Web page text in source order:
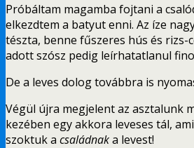
Próbáltam magamba fojtani a
elkezdtem a batyut enni. Az íze
tészta, benne fűszeres hús és rizs-
adott szósz pedig leírhatatlanul
De a leves dolog továbbra is
Végül újra megjelent az asztalunk
kezében egy akkora leveses tál,
szoktuk a családnaka levest!